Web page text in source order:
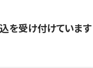
受け付けています